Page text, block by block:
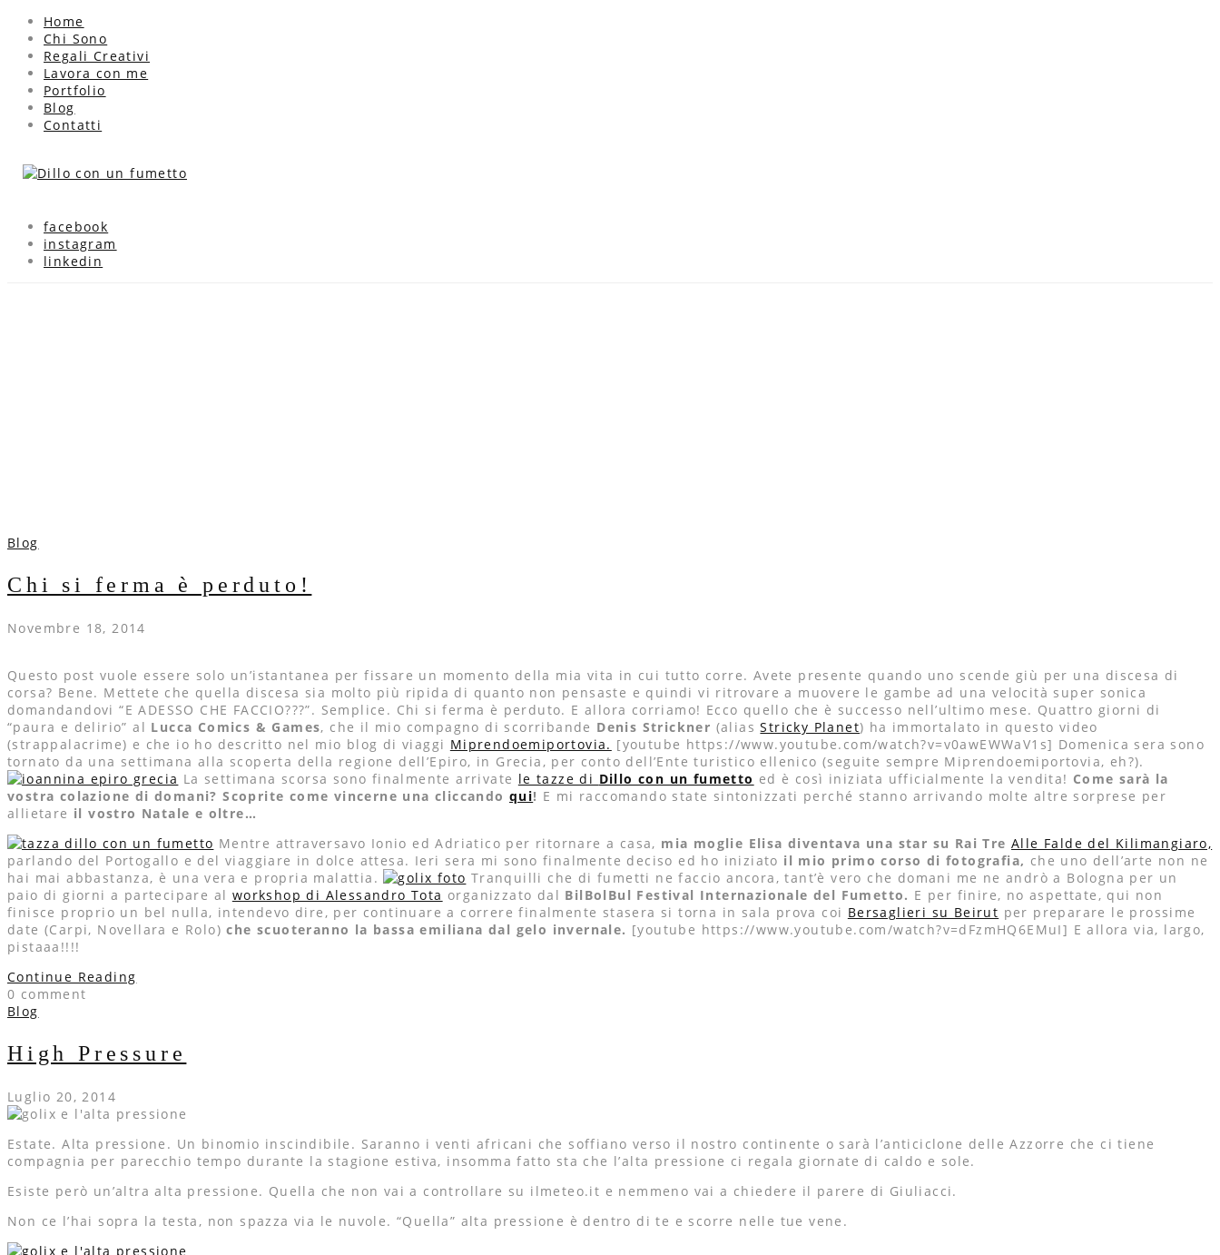
Home
Chi Sono
Regali Creativi
Lavora con me
Portfolio
Blog
Contatti
facebook
instagram
linkedin
Blog
Chi si ferma è perduto!
Novembre 18, 2014
Questo post vuole essere solo un’istantanea per fissare un momento della mia vita in cui tutto corre. Avete presente quando uno scende giù per una discesa di
corsa? Bene. Mettete che quella discesa sia molto più ripida di quanto non pensaste e quindi vi ritrovare a muovere le gambe ad una velocità super sonica
domandandovi “E ADESSO CHE FACCIO???”. Semplice. Chi si ferma è perduto. E allora corriamo! Ecco quello che è successo nell’ultimo mese. Quattro giorni di
“paura e delirio” al Lucca Comics & Games, che il mio compagno di scorribande Denis Strickner (aliasStricky Planet) ha immortalato in questo video
(strappalacrime) e che io ho descritto nel mio blog di viaggi Miprendoemiportovia. [youtube https://www.youtube.com/watch?v=v0awEWWaV1s] Domenica sera sono
tornato da una settimana alla scoperta della regione dell’Epiro, in Grecia, per conto dell’Ente turistico ellenico (seguite sempre Miprendoemiportovia, eh?).
La settimana scorsa sono finalmente arrivate le tazze di Dillo con un fumetto ed è così iniziata ufficialmente la vendita! Come sarà la
vostra colazione di domani? Scoprite come vincerne una cliccandoqui! E mi raccomando state sintonizzati perché stanno arrivando molte altre sorprese per
allietare il vostro Natale e oltre…
Mentre attraversavo Ionio ed Adriatico per ritornare a casa, mia moglie Elisa diventava una star su Rai TreAlle Falde del Kilimangiaro,
parlando del Portogallo e del viaggiare in dolce attesa. Ieri sera mi sono finalmente deciso ed ho iniziato il mio primo corso di fotografia, che uno dell’arte non ne
hai mai abbastanza, è una vera e propria malattia.
Tranquilli che di fumetti ne faccio ancora, tant’è vero che domani me ne andrò a Bologna per un
paio di giorni a partecipare al workshop di Alessandro Tota organizzato dal BilBolBul Festival Internazionale del Fumetto. E per finire, no aspettate, qui non
finisce proprio un bel nulla, intendevo dire, per continuare a correre finalmente stasera si torna in sala prova coi Bersaglieri su Beirut per preparare le prossime
date (Carpi, Novellara e Rolo)che scuoteranno la bassa emiliana dal gelo invernale. [youtube https://www.youtube.com/watch?v=dFzmHQ6EMuI] E allora via, largo,
pistaaa!!!!
Continue Reading
0 comment
Blog
High Pressure
Luglio 20, 2014
Estate. Alta pressione. Un binomio inscindibile. Saranno i venti africani che soffiano verso il nostro continente o sarà l’anticiclone delle Azzorre che ci tiene
compagnia per parecchio tempo durante la stagione estiva, insomma fatto sta che l’alta pressione ci regala giornate di caldo e sole.
Esiste però un’altra alta pressione. Quella che non vai a controllare su ilmeteo.it e nemmeno vai a chiedere il parere di Giuliacci.
Non ce l’hai sopra la testa, non spazza via le nuvole. “Quella” alta pressione è dentro di te e scorre nelle tue vene.